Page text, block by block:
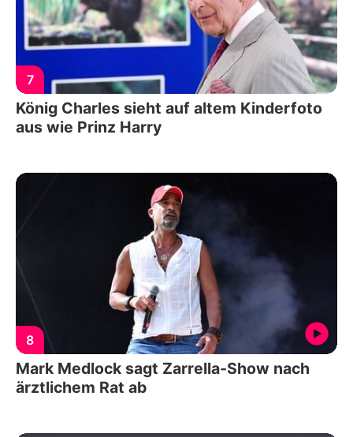
7
König Charles sieht auf altem Kinderfoto
aus wie Prinz Harry
8
Mark Medlock sagt Zarrella-Show nach
ärztlichem Rat ab